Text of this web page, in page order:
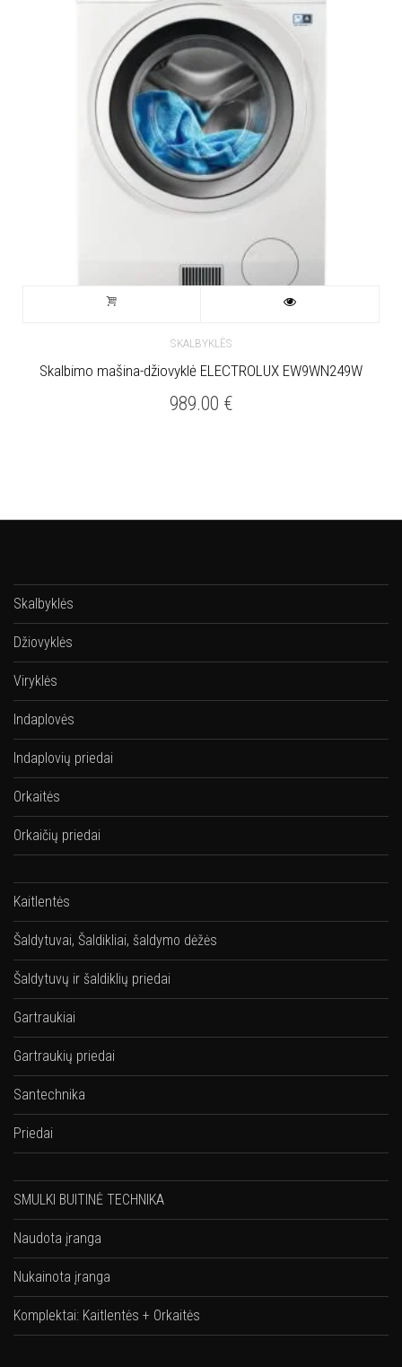
SKALBYKLĖS
Skalbimo mašina-džiovyklė ELECTROLUX EW9WN249W
989.00 €
Skalbyklės
Džiovyklės
Viryklės
Indaplovės
Indaplovių priedai
Orkaitės
Orkaičių priedai
Kaitlentės
Šaldytuvai, Šaldikliai, šaldymo dėžės
Šaldytuvų ir šaldiklių priedai
Gartraukiai
Gartraukių priedai
Santechnika
Priedai
SMULKI BUITINĖ TECHNIKA
Naudota įranga
Nukainota įranga
Komplektai: Kaitlentės + Orkaitės